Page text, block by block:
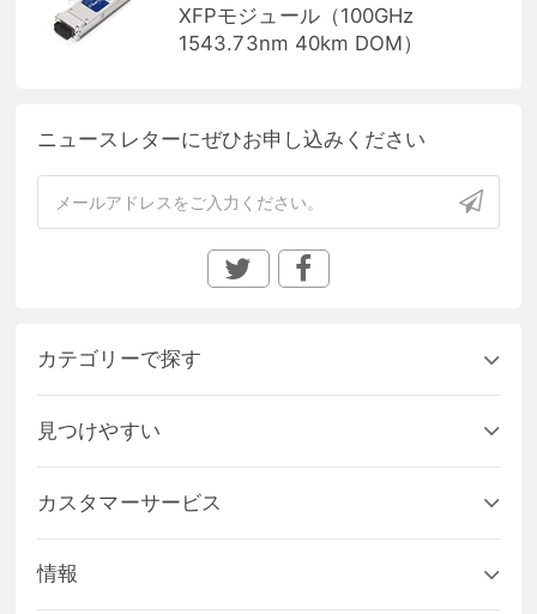
XFPモジュール（100GHz
1543.73nm 40km DOM）
ニュースレターにぜひお申し込みください
カテゴリーで探す
見つけやすい
カスタマーサービス
情報